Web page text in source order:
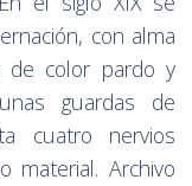
con alma
de color pardo y
guardas de
cuatro nervios
material. Archivo